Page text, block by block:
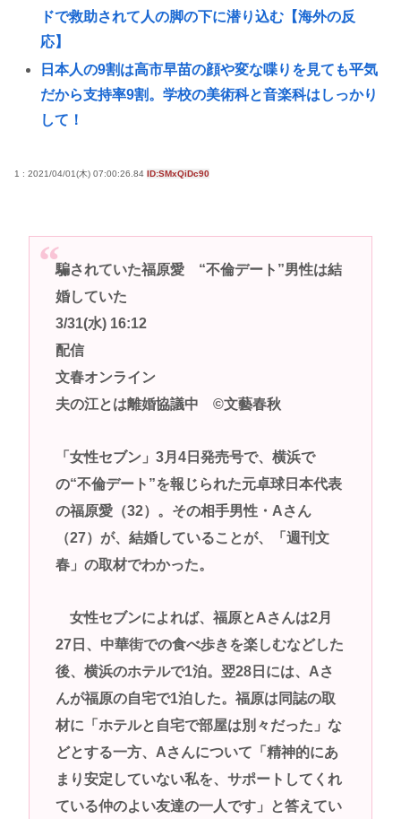
ドで救助されて人の脚の下に潜り込む【海外の反
応】
日本人の9割は高市早苗の顔や変な喋りを見ても平気
だから支持率9割。学校の美術科と音楽科はしっかり
して！
『作り話だろ』とツッコミ殺到」
NIKKEにペルソナが参戦か！？😲
【画像】最近のJKダンス部、迫力がすごい💃
い 無能な大卒の集まりw」エックスで一万いいね
高市早苗さん、憧れのバンドを官邸に招き、自身の
サイン入りドラム・スティックをプレゼントw
若くて美人なママと親友の淫らな行為内容を毎回聞
ガチで “ママ” ブーム来てるよな
ポケカ資産が100万円超えた男の子www
【高市動画】こういうオスガキってどうやったら産
まれるの？
中国のメスガキ、民度が終わりすぎてる
Powered by livedoor 相互RSS
1 : 2021/04/01(木) 07:00:26.84 ID:SMxQiDc90
騙されていた福原愛 “不倫デート”男性は結
婚していた
3/31(水) 16:12
配信
文春オンライン
夫の江とは離婚協議中 ©文藝春秋
「女性セブン」3月4日発売号で、横浜で
の“不倫デート”を報じられた元卓球日本代表
の福原愛（32）。その相手男性・Aさん
（27）が、結婚していることが、「週刊文
春」の取材でわかった。
女性セブンによれば、福原とAさんは2月
27日、中華街での食べ歩きを楽しむなどした
後、横浜のホテルで1泊。翌28日には、Aさ
んが福原の自宅で1泊した。福原は同誌の取
材に「ホテルと自宅で部屋は別々だった」な
どとする一方、Aさんについて「精神的にあ
まり安定していない私を、サポートしてくれ
ている仲のよい友達の一人です」と答えてい